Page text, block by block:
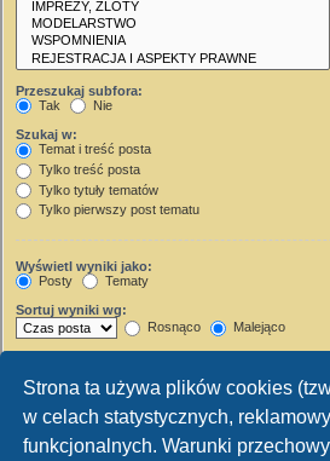
Strona ta używa plików cookies
w celach statystycznych,
funkcjonalnych. Warunki
Przeszukaj subfora:
Tak
Nie
Szukaj w:
Temat i treść posta
Tylko treść posta
Tylko tytuły tematów
Tylko pierwszy post tematu
Wyświetl wyniki jako:
Posty
Tematy
Sortuj wyniki wg:
Rosnąco
Malejąco
Wyświetl pierwsze:
Ustaw 0, aby wyświetlić cały post.
znaków w poście